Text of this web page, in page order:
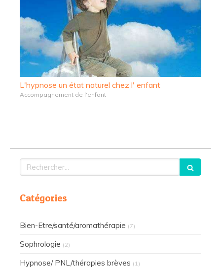
L'hypnose un état naturel chez l' enfant
Accompagnement de l'enfant
Rechercher
Catégories
Bien-Etre/santé/aromathérapie (7)
Sophrologie (2)
Hypnose/ PNL/thérapies brèves (1)